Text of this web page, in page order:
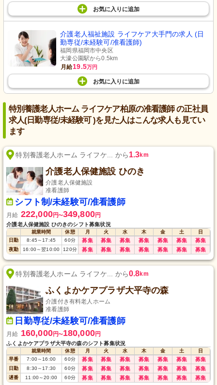
お気に入り に追加
介護老人福祉施設 ライフケア大手門の求人 (日
勤専従/未経験可/准看護師)
福岡県福岡市中央区
大濠公園駅から0.5km
月給19.5万円
お気に入り に追加
特別養護老人ホーム ライフケア柏原の准看護師 の正社員
求人(日勤専従/未経験可 )を見た人はこんな求人も見てい
ます
特別養護老人ホーム ライフケ... から1.3km
介護老人保健施設 ひのき
介護老人保健施設
准看護師
シフト制/未経験可/准看護師
月給 222,000円〜349,800円
介護老人保健施設 ひのきのシフト募集状況
就業時間 休憩 月 火 水 木 金 土
日
日勤
8:45 ～ 17:45 60分 募集 募集 募集 募集 募集 募集 募集
夜勤 16:00～翌10:00 120分 募集 募集 募集 募集 募集 募集 募集
特別養護老人ホーム ライフケ... から0.8km
ふくよかケアプラザ大平寺の森
介護付き有料老人ホーム
准看護師
日勤専従/未経験可/准看護師
月給 160,000円〜180,000円
ふくよかケアプラザ大平寺の森のシフト募集状況
就業時間 休憩 月 火 水 木 金 土
日
早番
7:00～ 16:00 60分 募集 募集 募集 募集 募集 募集 募集
日勤 8:30～ 17:30 60分 募集 募集 募集 募集 募集 募集 募集
遅番 11:00～20:00 60分 募集 募集 募集 募集 募集 募集 募集